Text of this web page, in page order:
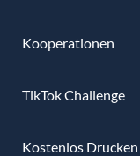
Kooperationen
TikTok Challenge
Kostenlos Drucken